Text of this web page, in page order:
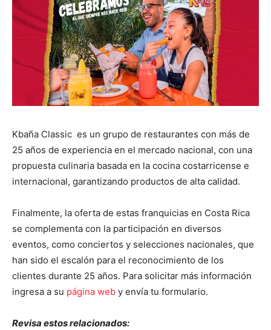
Kbaña Classic es un grupo de restaurantes con más de
25 años de experiencia en el mercado nacional, con una
propuesta culinaria basada en la cocina costarricense e
internacional, garantizando productos de alta calidad.
Finalmente, la oferta de estas franquicias en Costa Rica
se complementa con la participación en diversos
eventos, como conciertos y selecciones nacionales, que
han sido el escalón para el reconocimiento de los
clientes durante 25 años. Para solicitar más información
ingresa a su página web y envía tu formulario.
Revisa estos relacionados: